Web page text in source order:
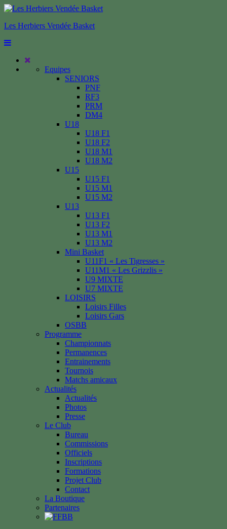
Les Herbiers Vendée Basket
Equipes
SENIORS
PNF
RF3
PRM
DM4
U18
U18 F1
U18 F2
U18 M1
U18 M2
U15
U15 F1
U15 M1
U15 M2
U13
U13 F1
U13 F2
U13 M1
U13 M2
Mini Basket
U11F1 « Les Tigresses »
U11M1 « Les Grizzlis »
U9 MIXTE
U7 MIXTE
LOISIRS
Loisirs Filles
Loisirs Gars
OSBB
Programme
Championnats
Permanences
Entrainements
Tournois
Matchs amicaux
Actualités
Actualités
Photos
Presse
Le Club
Bureau
Commissions
Officiels
Inscriptions
Formations
Projet Club
Contact
La Boutique
Partenaires